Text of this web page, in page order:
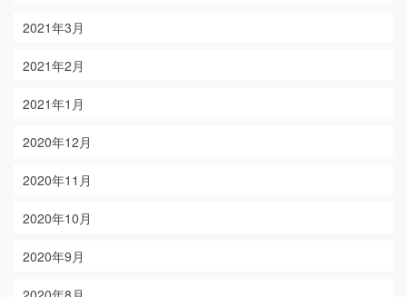
2021年3月
2021年2月
2021年1月
2020年12月
2020年11月
2020年10月
2020年9月